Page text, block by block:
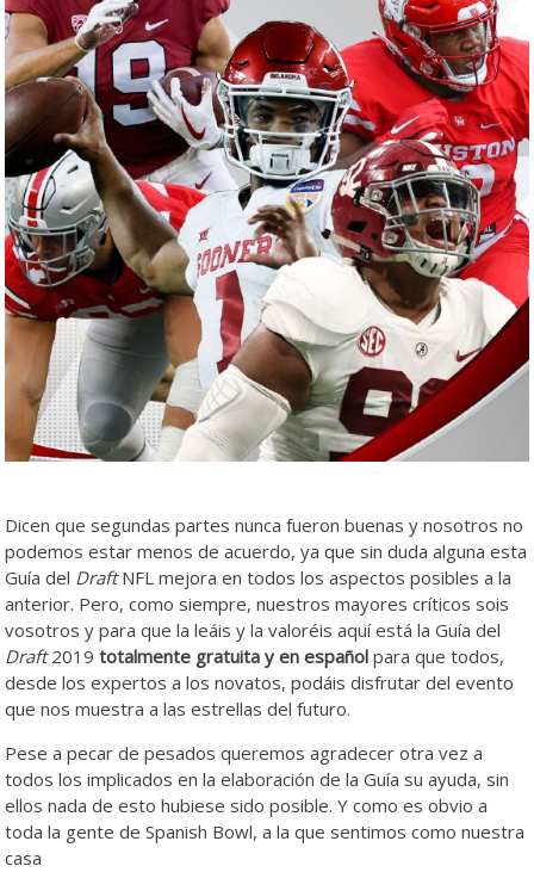
Dicen que segundas partes nunca fueron buenas y nosotros no
podemos estar menos de acuerdo, ya que sin duda alguna esta
Guía del DraftNFL mejora en todos los aspectos posibles a la
anterior. Pero, como siempre, nuestros mayores críticos sois
vosotros y para que la leáis y la valoréis aquí está la Guía del
Draft2019totalmente gratuita y en españolpara que todos,
desde los expertos a los novatos, podáis disfrutar del evento
que nos muestra a las estrellas del futuro.
Pese a pecar de pesados queremos agradecer otra vez a
todos los implicados en la elaboración de la Guía su ayuda, sin
ellos nada de esto hubiese sido posible. Y como es obvio a
toda la gente de Spanish Bowl, a la que sentimos como nuestra
casa